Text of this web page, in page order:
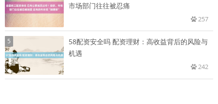
市场部门往往被忍痛
257
5
58配资安全吗 配资理财：高收益背后的风险与
机遇
242